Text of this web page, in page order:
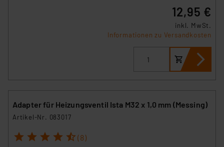
12,95 €
inkl. MwSt.
Informationen zu Versandkosten
Adapter für Heizungsventil Ista M32 x 1,0 mm (Messing)
Artikel-Nr. 083017
1 2 3 4 5 (8)